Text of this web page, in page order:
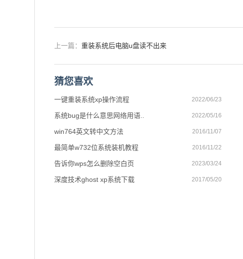
上一篇： 重装系统后电脑u盘读不出来
猜您喜欢
一键重装系统xp操作流程 2022/06/23
系统bug是什么意思网络用语.. 2022/05/16
win764英文转中文方法 2016/11/07
最简单w732位系统装机教程 2016/11/22
告诉你wps怎么删除空白页 2023/03/24
深度技术ghost xp系统下载 2017/05/20